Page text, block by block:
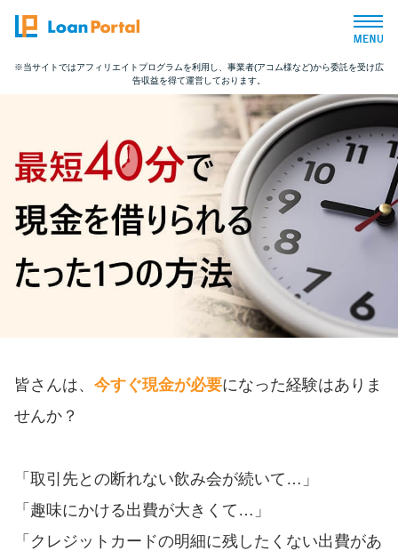
トップページ
おすすめコンテンツ
総合人気ランキング
とにかくすぐ借りたい方向け
バレずに借りたい方向け
カードローンQ&A
※当サイトではアフィリエイトプログラムを利用し、事業者(アコム様など)から委託を受け広
告収益を得て運営しております。
皆さんは、 今すぐ現金が必要になった経験はありま
せんか？
「取引先との断れない飲み会が続いて…」
「趣味にかける出費が大きくて…」
「クレジットカードの明細に残したくない出費があ